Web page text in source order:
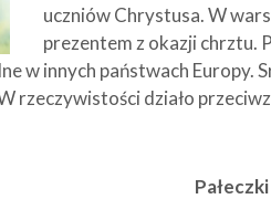
uczniów Chrystusa. W
prezentem z okazji chrztu.
w innych państwach
rzeczywistości działo
Pałeczki